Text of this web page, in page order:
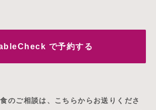
で予約する
のご相談は、こちらからお送りくださ